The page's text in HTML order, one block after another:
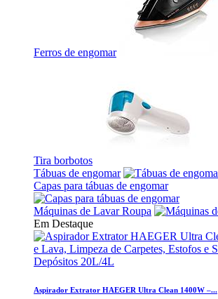
Ferros de engomar
Tira borbotos
Tábuas de engomar
Capas para tábuas de engomar
Máquinas de Lavar Roupa
Em Destaque
Aspirador Extrator HAEGER Ultra Clean 1400W –...